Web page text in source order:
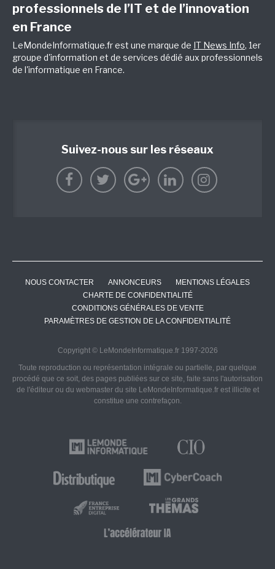
professionnels de l’IT et de l’innovation
en France
LeMondeInformatique.fr est une marque de IT News Info, 1er
groupe d'information et de services dédié aux professionnels
de l'informatique en France.
Suivez-nous sur les réseaux
NOUS CONTACTER ANNONCEURS
MENTIONS LÉGALES
CHARTE DE CONFIDENTIALITÉ
CONDITIONS GÉNÉRALES DE VENTE
PARAMÈTRES DE GESTION DE LA CONFIDENTIALITÉ
Copyright © LeMondeInformatique.fr 1997-2026
Toute reproduction ou représentation intégrale ou partielle, par quelque
procédé que ce soit, des pages publiées sur ce site, faite sans l'autorisation
de l'éditeur ou du webmaster du site LeMondeInformatique.fr est illicite et
constitue une contrefaçon.